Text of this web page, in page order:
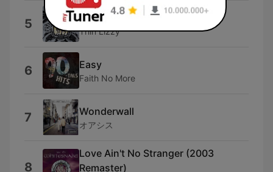
5 Jailbreak
Thin Lizzy
6 Easy
Faith No More
7 Wonderwall
オアシス
8
Love Ain't No Stranger (2003
Remaster)